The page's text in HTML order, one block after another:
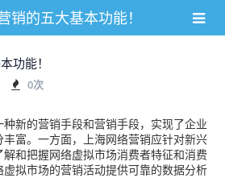
销的五大基本功能！
功能！
0次
新的营销手段和营销手段，实现了企业
富。一方面，上海网络营销应针对新兴
和把握网络虚拟市场消费者特征和消费
拟市场的营销活动提供可靠的数据分析